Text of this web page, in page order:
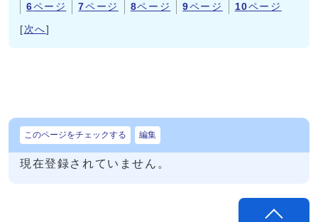
6ページ 7ページ 8ページ 9ページ 10ページ
[ 次へ]
このページをチェックする 編集
現在登録されていません。